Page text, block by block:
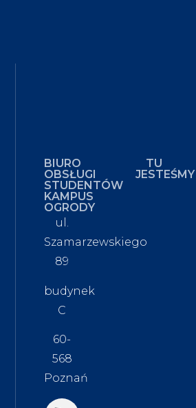
BIURO
OBSŁUGI
STUDENTÓW
KAMPUS
OGRODY
ul.
Szamarzewskiego
89
budynek
C
60-
568
Poznań
TU
JESTEŚMY